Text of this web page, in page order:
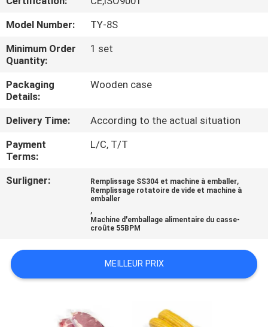
D'USINE
CONTRÔLE
DE
QUALITÉ
CONTACTEZ-
NOUS
NOUVELLES
DEMANDEZ
Model Number:
TY-8S
Minimum Order
Quantity:
1 set
Packaging
Details:
Wooden case
Delivery Time:
According to the actual situation
Payment
Terms:
L/C, T/T
Surligner: Remplissage SS304 et machine à emballer,
Remplissage rotatoire de vide et machine à
emballer
,
Machine d'emballage alimentaire du casse-
croûte 55BPM
MEILLEUR PRIX